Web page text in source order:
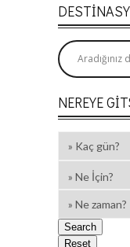
NEREYE